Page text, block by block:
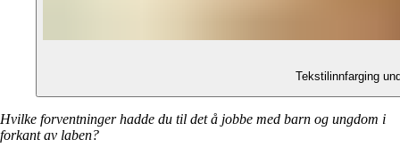
Tekstilinnfarging
Hvilke forventninger hadde du til det å jobbe med barn og ungdom i
forkant av laben?